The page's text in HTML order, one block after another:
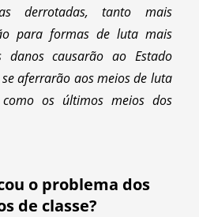
derrotadas, tanto mais
para formas de luta mais
danos causarão ao Estado
aferrarão aos meios de luta
como os últimos meios dos
o problema dos
de classe?